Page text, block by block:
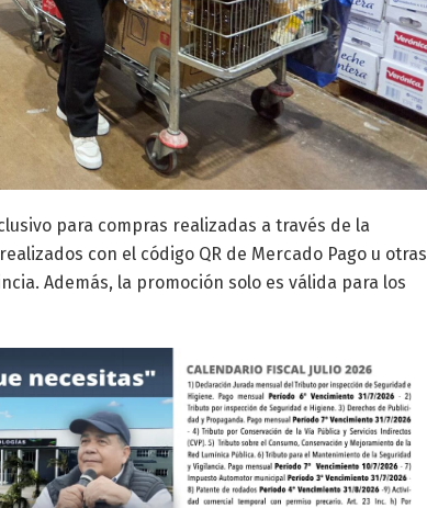
para compras realizadas a través de la
con el código QR de Mercado Pago u otras
Además, la promoción solo es válida para los